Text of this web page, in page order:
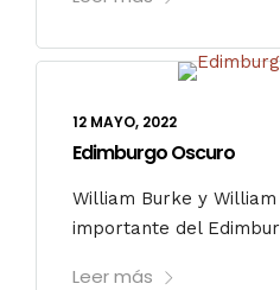
12 MAYO, 2022
Edimburgo Oscuro
William Burke y
importante del
Leer más